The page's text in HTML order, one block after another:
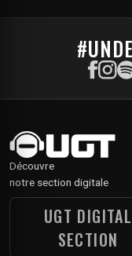
Découvre
notre section digitale
UGT DIGITAL
SECTION